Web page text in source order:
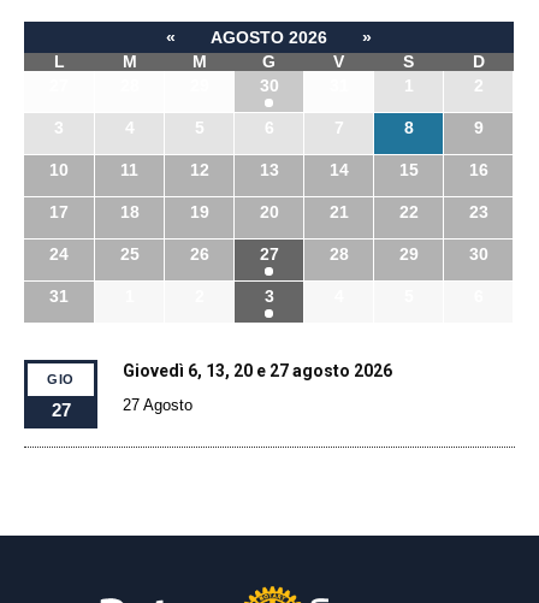
« AGOSTO 2026
»
L
M M G V S
D
30 1 2
3 4 5 6 7 8 9
10 11 12 13 14 15 16
17 18 19 20 21 22 23
24 25 26 27 28 29 30
31 3
GIO
27
Giovedì 6, 13, 20 e 27 agosto 2026
27 Agosto